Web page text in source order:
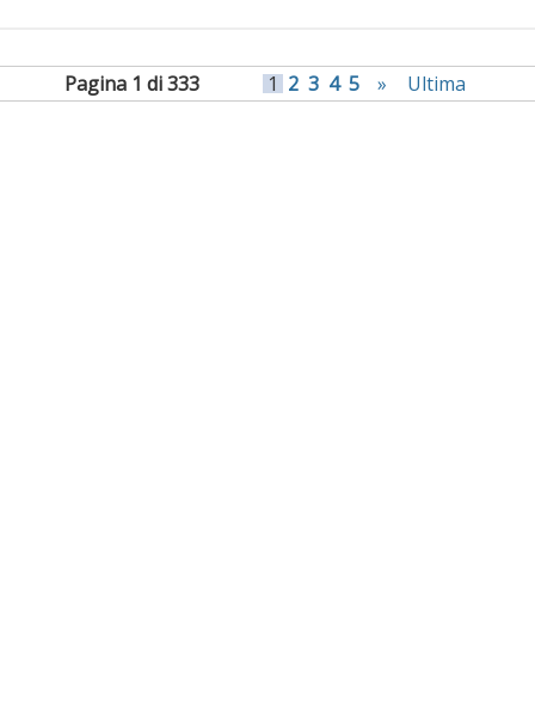
Pagina 1 di 333 1 2 3 4 5 » Ultima